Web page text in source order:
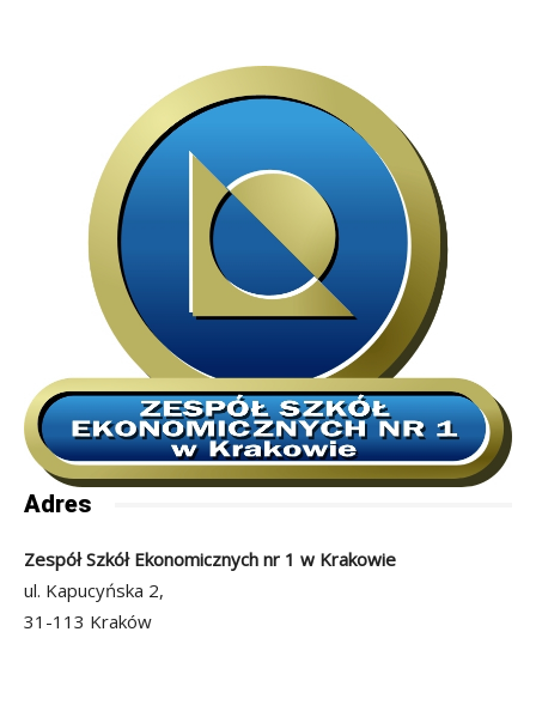
Adres
Zespół Szkół Ekonomicznych nr 1 w Krakowie
ul. Kapucyńska 2,
31-113 Kraków